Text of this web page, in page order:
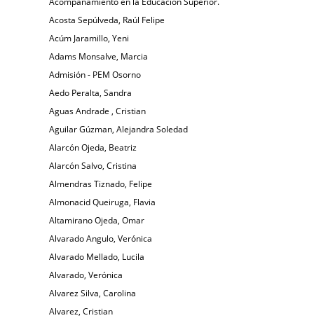
Acosta Sepúlveda, Raúl Felipe
Acúm Jaramillo, Yeni
Adams Monsalve, Marcia
Admisión - PEM Osorno
Aedo Peralta, Sandra
Aguas Andrade , Cristian
Aguilar Gúzman, Alejandra Soledad
Alarcón Ojeda, Beatriz
Alarcón Salvo, Cristina
Almendras Tiznado, Felipe
Almonacid Queiruga, Flavia
Altamirano Ojeda, Omar
Alvarado Angulo, Verónica
Alvarado Mellado, Lucila
Alvarado, Verónica
Alvarez Silva, Carolina
Alvarez, Cristian